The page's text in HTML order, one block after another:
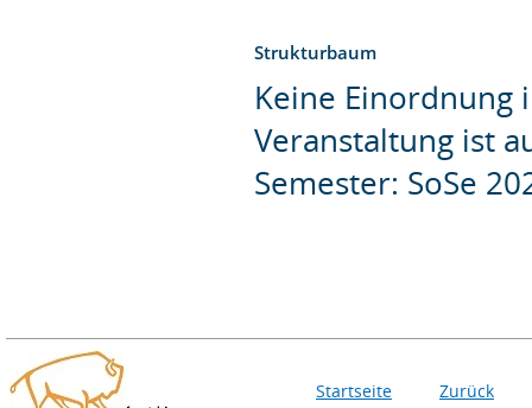
Strukturbaum
Keine Einordnung
Veranstaltung ist
Semester: SoSe
Startseite Zurück